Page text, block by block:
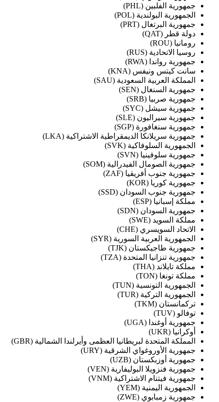
جمهورية الفلبين (PHL)
الجمهورية البولندية (POL)
جمهورية البرتغال (PRT)
دولة قطر (QAT)
رومانيا (ROU)
روسيا الاتحادية (RUS)
جمهورية رواندا (RWA)
سانت كيتس ونيفس (KNA)
المملكة العربية السعودية (SAU)
جمهورية السنغال (SEN)
جمهورية صربيا (SRB)
جمهورية سيشل (SYC)
جمهورية سيراليون (SLE)
جمهورية سنغافورة (SGP)
جمهورية سريلانكا الديمقراطية الاشتراكية (LKA)
الجمهورية السلوفاكية (SVK)
جمهورية سلوفينيا (SVN)
جمهورية الصومال الفيدرالية (SOM)
جمهورية جنوب أفريقيا (ZAF)
جمهورية كوريا (KOR)
جمهورية جنوب السودان (SSD)
مملكة إسبانيا (ESP)
جمهورية السودان (SDN)
مملكة السويد (SWE)
الاتحاد السويسري (CHE)
الجمهورية العربية السورية (SYR)
جمهورية طاجيكستان (TJK)
جمهورية تنزانيا المتحدة (TZA)
مملكة تايلاند (THA)
مملكة تونغا (TON)
الجمهورية التونسية (TUN)
الجمهورية التركية (TUR)
تركمانستان (TKM)
توفالو (TUV)
جمهورية أوغندا (UGA)
أوكرانيا (UKR)
المملكة المتحدة لبريطانيا العظمى وأيرلندا الشمالية (GBR)
جمهورية الأوروغواي الشرقية (URY)
جمهورية أوزبكستان (UZB)
جمهورية فنزويلا البوليفارية (VEN)
جمهورية فيتنام الاشتراكية (VNM)
الجمهورية اليمنية (YEM)
جمهورية زمبابوي (ZWE)